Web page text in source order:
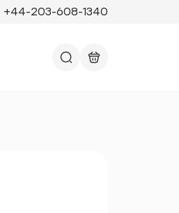
+44-203-608-1340